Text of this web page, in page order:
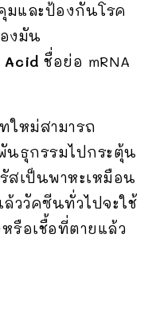
มและป้องกันโรค
งมัน
Acid ชื่อย่อ mRNA
ใหม่สามารถ
นธุกรรมไปกระตุ้น
สเป็นพาหะเหมือน
วัคซีนทั่วไปจะใช้
รือเชื้อที่ตายแล้ว